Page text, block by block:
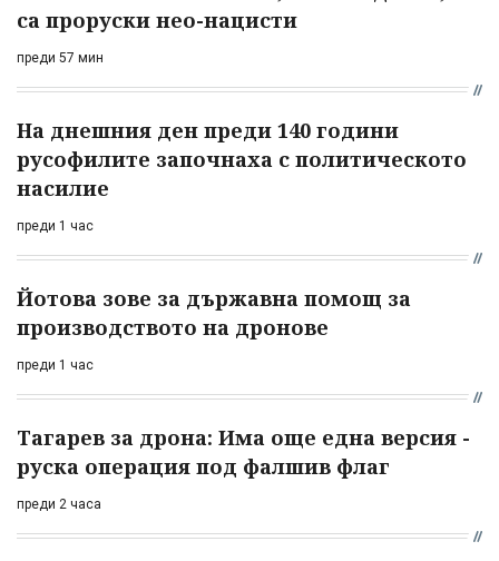
са проруски нео-нацисти
преди 57 мин
На днешния ден преди 140 години
русофилите започнаха с политическото
насилие
преди 1 час
Йотова зове за държавна помощ за
производството на дронове
преди 1 час
Тагарев за дрона: Има още една версия -
руска операция под фалшив флаг
преди 2 часа